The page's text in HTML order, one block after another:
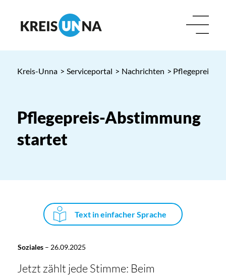
Kreis-Unna > Serviceportal > Nachrichten > Pflegepreis-
Pflegepreis-Abstimmung
startet
Text in einfacher Sprache
Soziales– 26.09.2025
Jetzt zählt jede Stimme: Beim